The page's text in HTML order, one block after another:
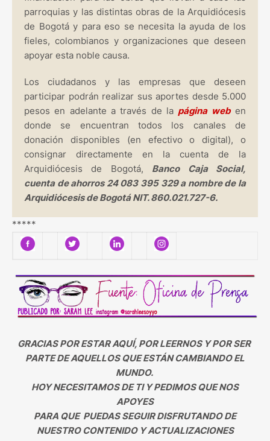
parroquias y las distintas obras de la Arquidiócesis
de Bogotá y para eso se necesita la ayuda de los
fieles, colombianos y organizaciones que deseen
apoyar esta noble causa.
Los ciudadanos y las empresas que deseen
participar podrán realizar sus aportes desde 5.000
pesos en adelante a través de la página weben
donde se encuentran todos los canales de
donación disponibles (en efectivo o digital), o
consignar directamente en la cuenta de la
Arquidiócesis de Bogotá, Banco Caja Social,
cuenta de ahorros 24 083 395 329 a nombre de la
Arquidiócesis de Bogotá NIT. 860.021.727-6.
*****
GRACIAS POR ESTAR AQUÍ, POR LEERNOS Y POR SER
PARTE DE AQUELLOS QUE ESTÁN CAMBIANDO EL
MUNDO.
HOY NECESITAMOS DE TI Y PEDIMOS QUE NOS
APOYES
PARA QUE PUEDAS SEGUIR DISFRUTANDO DE
NUESTRO CONTENIDO Y ACTUALIZACIONES